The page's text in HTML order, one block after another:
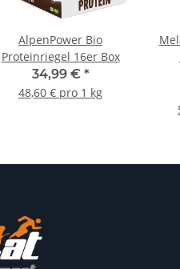
AlpenPower Bio
Proteinriegel 16er Box
34,99 € *
48,60 € pro 1 kg